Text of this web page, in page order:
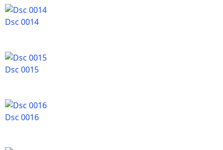
Dsc 0014
Dsc 0015
Dsc 0016